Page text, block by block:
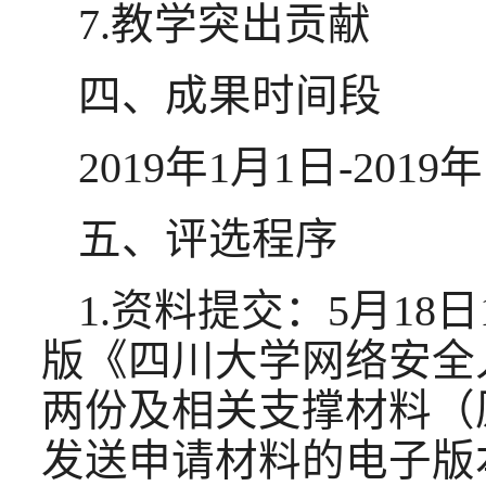
7.教学突出贡献
四、成果时间段
2019年1月1日-2019
五、评选程序
1.资料提交：5月18
版《四川大学网络安
两份及相关支撑材料
发送申请材料的电子版